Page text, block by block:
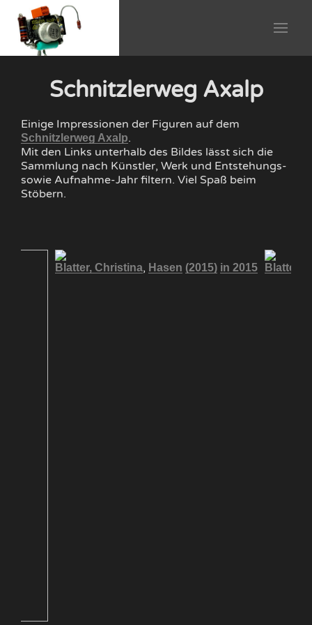
Schnitzlerweg Axalp
Einige Impressionen der Figuren auf dem
Schnitzlerweg Axalp.
Mit den Links unterhalb des Bildes lässt sich die
Sammlung nach Künstler, Werk und Entstehungs-
sowie Aufnahme-Jahr filtern. Viel Spaß beim
Stöbern.
Blatter, Christina, Hasen (2015) in 2015 Blatter,